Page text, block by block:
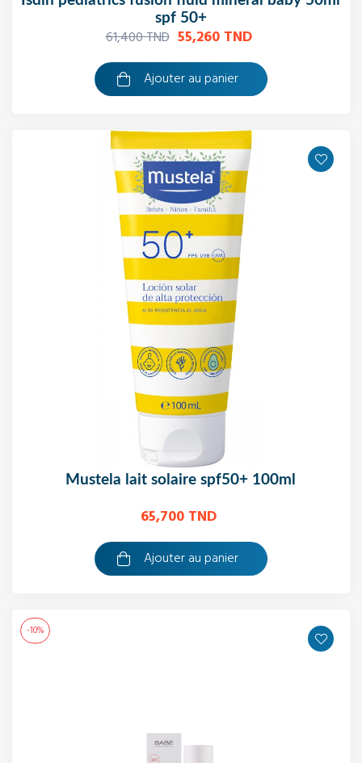
spf 50+
61,400 TND 55,260 TND
Ajouter au panier
mustela lait solaire spf50+ 100ml
65,700 TND
Ajouter au panier
-10%